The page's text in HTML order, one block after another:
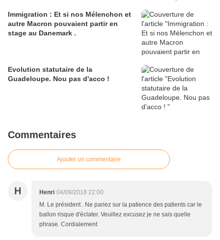
Immigration : Et si nos Mélenchon et
autre Macron pouvaient partir en
stage au Danemark .
Evolution statutaire de la
Guadeloupe. Nou pas d'acco !
Commentaires
Ajouter un commentaire
H Henri 04/09/2018 22:00
M. Le président . Ne pariez sur la patience des patients car le
ballon risque d'éclater. Veuillez excusez je ne sais quelle
phrase. Cordialement